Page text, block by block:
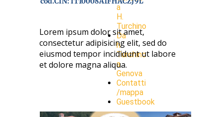
Lorem ipsum dolor sit amet,
consectetur adipisicing elit, sed do
eiusmod tempor incididunt ut labore
et dolore magna aliqua.
a
H.
Turchino
Da
h
Turchino
a
Genova
Contatti
/mappa
Guestbook